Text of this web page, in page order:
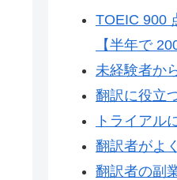
TOEIC 900
【半年で
未経験者か
翻訳に役立
トライアル
翻訳者がよ
翻訳者の副